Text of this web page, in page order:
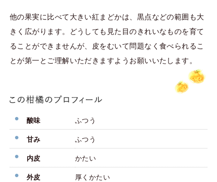
他の果実に比べて大きい紅まどかは、黒点などの範囲も大
きく広がります。どうしても見た目のきれいなものを育て
ることができませんが、皮をむいて問題なく食べられるこ
とが第一とご理解いただきますようお願いいたします。
酸味
ふつう
甘み
ふつう
内皮
かたい
外皮
厚くかたい